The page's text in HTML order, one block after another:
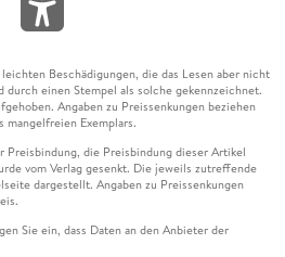
Beschädigungen, die das Lesen aber nicht
durch einen Stempel als solche gekennzeichnet.
Angaben zu Preissenkungen beziehen
mangelfreien Exemplars.
die Preisbindung dieser Artikel
vom Verlag gesenkt. Die jeweils zutreffende
dargestellt. Angaben zu Preissenkungen
Sie ein, dass Daten an den Anbieter der